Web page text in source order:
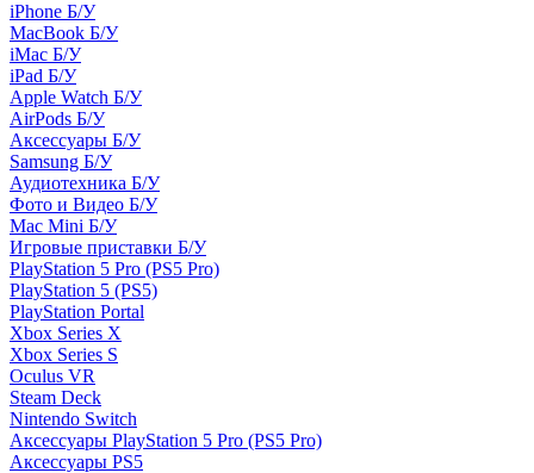
iPhone Б/У
MacBook Б/У
iMac Б/У
iPad Б/У
Apple Watch Б/У
AirPods Б/У
Аксессуары Б/У
Samsung Б/У
Аудиотехника Б/У
Фото и Видео Б/У
Mac Mini Б/У
Игровые приставки Б/У
PlayStation 5 Pro (PS5 Pro)
PlayStation 5 (PS5)
PlayStation Portal
Xbox Series X
Xbox Series S
Oculus VR
Steam Deck
Nintendo Switch
Аксессуары PlayStation 5 Pro (PS5 Pro)
Аксессуары PS5